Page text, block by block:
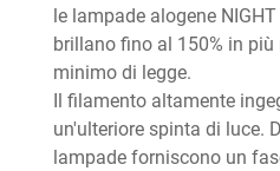
le lampade alogene NIGHT
brillano fino al 150% in
minimo di legge.
Il filamento altamente
un'ulteriore spinta di luce.
lampade forniscono un